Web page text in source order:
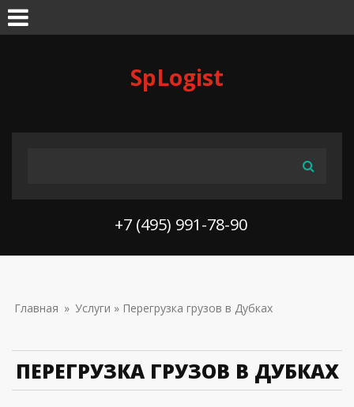
SpLogist
+7 (495) 991-78-90
ВЫ ЗДЕСЬ
Главная » Услуги » Перегрузка грузов в Дубках
ПЕРЕГРУЗКА ГРУЗОВ В ДУБКАХ